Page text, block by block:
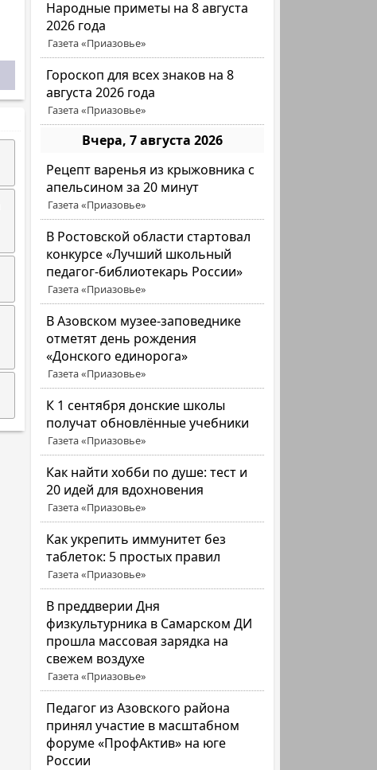
Народные приметы на 8 августа
2026 года
Газета «Приазовье»
Гороскоп для всех знаков на 8
августа 2026 года
Газета «Приазовье»
Вчера, 7 августа 2026
Рецепт варенья из крыжовника с
апельсином за 20 минут
Газета «Приазовье»
В Ростовской области стартовал
конкурсе «Лучший школьный
педагог-библиотекарь России»
Газета «Приазовье»
В Азовском музее-заповеднике
отметят день рождения
«Донского единорога»
Газета «Приазовье»
К 1 сентября донские школы
получат обновлённые учебники
Газета «Приазовье»
Как найти хобби по душе: тест и
20 идей для вдохновения
Газета «Приазовье»
Как укрепить иммунитет без
таблеток: 5 простых правил
Газета «Приазовье»
В преддверии Дня
физкультурника в Самарском ДИ
прошла массовая зарядка на
свежем воздухе
Газета «Приазовье»
Педагог из Азовского района
принял участие в масштабном
форуме «ПрофАктив» на юге
России